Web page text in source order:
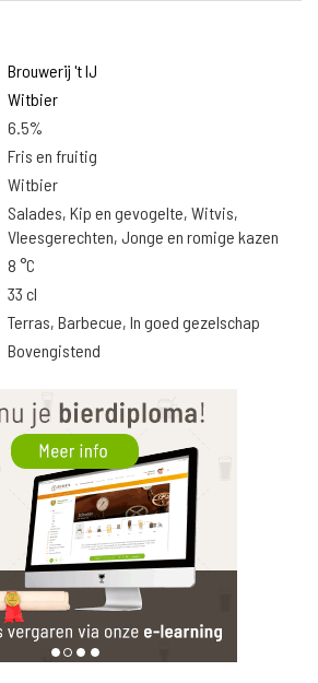
Brouwerij 't IJ
Witbier
6.5%
Fris en fruitig
Witbier
Salades, Kip en gevogelte, Witvis,
Vleesgerechten, Jonge en romige kazen
8 °C
33 cl
Terras, Barbecue, In goed gezelschap
Bovengistend